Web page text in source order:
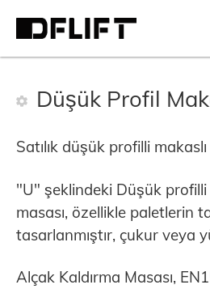
Düşük Profil
Satılık düşük profilli
"U" şeklindeki Düşük profilli
masası, özellikle paletlerin
tasarlanmıştır, çukur veya
Alçak Kaldırma Masası,